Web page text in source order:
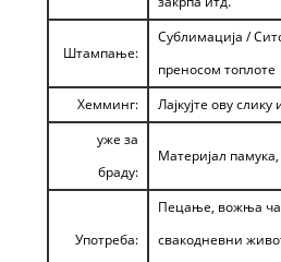
Штампање:
Сублимација /
преносом топлоте
Хемминг:
Лајкујте ову
уже за
браду:
Материјал
Употреба:
Пецање, вожња
свакодневни